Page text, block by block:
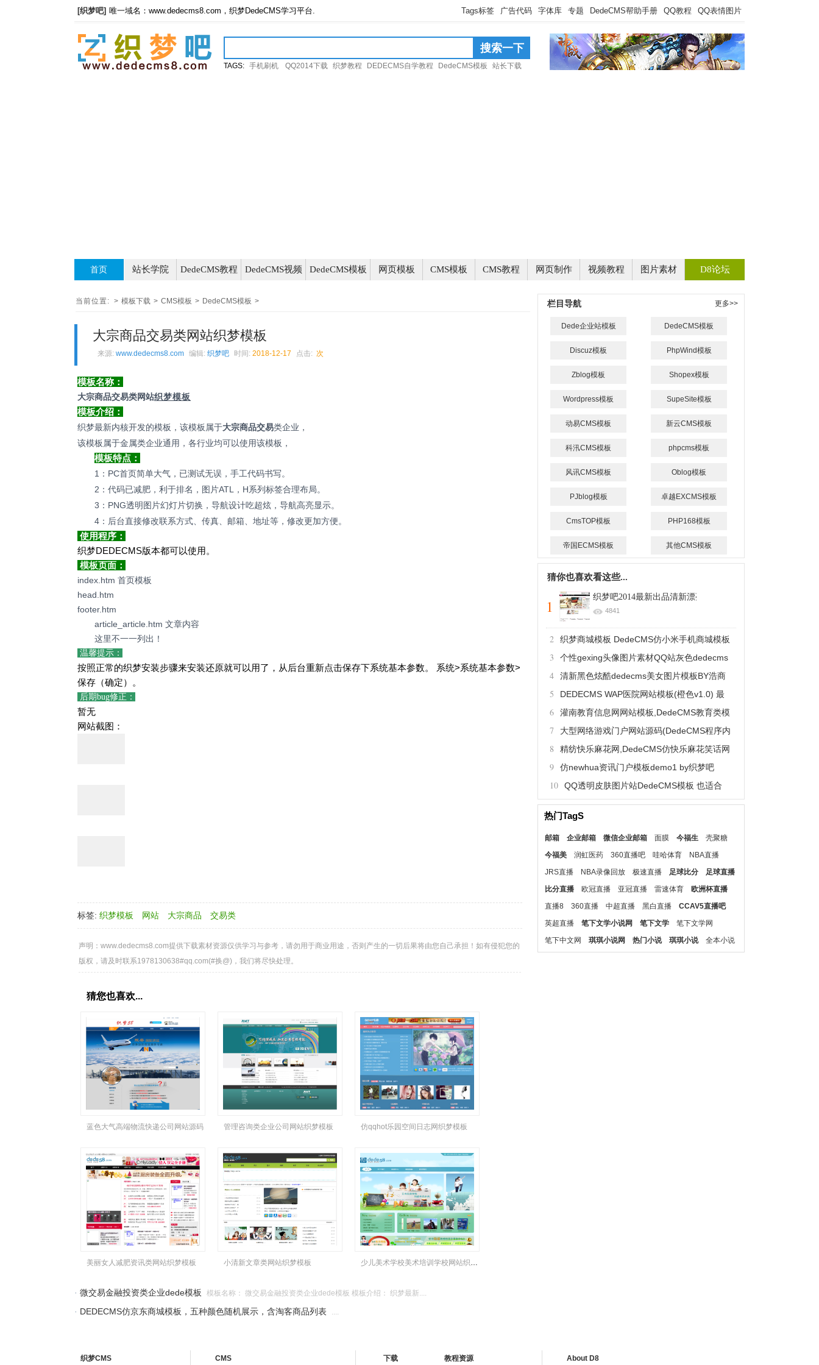
[织梦吧] 唯一域名：www.dedecms8.com，织梦DedeCMS学习平台. QQ表情图片
QQ教程
DedeCMS帮助手册
专题
字体库
广告代码
Tags标签
搜索一下
TAGS: 手机刷机 QQ2014下载 织梦教程 DEDECMS自学教程 DedeCMS模板 站长下载
首页 站长学院 DedeCMS教程 DedeCMS视频 DedeCMS模板 网页模板 CMS模板 CMS教程 网页制作 视频教程 图片素材 D8论坛
当前位置: > 模板下载 > CMS模板 > DedeCMS模板 >
大宗商品交易类网站织梦模板
来源: www.dedecms8.com 编辑: 织梦吧 时间: 2018-12-17 点击: 次
模板名称：
大宗商品交易类网站织梦模板
模板介绍：
织梦最新内核开发的模板，该模板属于大宗商品交易类企业，
该模板属于金属类企业通用，各行业均可以使用该模板，
模板特点：
1：PC首页简单大气，已测试无误，手工代码书写。
2：代码已减肥，利于排名，图片ATL，H系列标签合理布局。
3：PNG透明图片幻灯片切换，导航设计吃超炫，导航高亮显示。
4：后台直接修改联系方式、传真、邮箱、地址等，修改更加方便。
使用程序：
织梦DEDECMS版本都可以使用。
模板页面：
index.htm 首页模板
head.htm
footer.htm
article_article.htm 文章内容
这里不一一列出！
温馨提示：
按照正常的织梦安装步骤来安装还原就可以用了，从后台重新点击保存下系统基本参数。 系统>系统基本参数>
保存（确定）。
后期bug修正：
暂无
网站截图：
标签: 织梦模板 网站 大宗商品 交易类
声明： www.dedecms8.com提供下载素材资源仅供学习与参考，请勿用于商业用途，否则产生的一切后果将由您自己承担！如有侵犯您的
版权，请及时联系1978130638#qq.com(#换@)，我们将尽快处理。
猜您也喜欢...
蓝色大气高端物流快递公司网站源码 管理咨询类企业公司网站织梦模板 仿qqhot乐园空间日志网织梦模板
美丽女人减肥资讯类网站织梦模板 小清新文章类网站织梦模板 少儿美术学校美术培训学校网站织梦源码
· 微交易金融投资类企业dede模板 模板名称： 微交易金融投资类企业dede模板 模板介绍： 织梦最新....
· DEDECMS仿京东商城模板，五种颜色随机展示，含淘客商品列表 ....
栏目导航 更多>>
Dede企业站模板 DedeCMS模板
Discuz模板 PhpWind模板
Zblog模板 Shopex模板
Wordpress模板 SupeSite模板
动易CMS模板 新云CMS模板
科汛CMS模板 phpcms模板
风讯CMS模板 Oblog模板
PJblog模板 卓越EXCMS模板
CmsTOP模板 PHP168模板
帝国ECMS模板 其他CMS模板
猜你也喜欢看这些...
1 织梦吧2014最新出品清新漂亮的女人街模板
4841
2 织梦商城模板 DedeCMS仿小米手机商城模板
3
个性gexing头像图片素材QQ站灰色dedecms
模板
4
清新黑色炫酷dedecms美女图片模板BY浩商
网络
5
DEDECMS WAP医院网站模板(橙色v1.0) 最
新版
6
灌南教育信息网网站模板,DedeCMS教育类模
板风格
7
大型网络游戏门户网站源码(DedeCMS程序内
核)
8
精纺快乐麻花网,DedeCMS仿快乐麻花笑话网
模板源码
9 仿newhua资讯门户模板demo1 by织梦吧
10
QQ透明皮肤图片站DedeCMS模板 也适合
QQ真人秀图片站
热门TagS
邮箱 企业邮箱 微信企业邮箱 面膜 今福生
壳聚糖
今福美
润虹医药 360直播吧 哇哈体育
NBA直播
JRS直播
NBA录像回放 极速直播 足球比分
足球直播
比分直播
欧冠直播 亚冠直播 雷速体育
欧洲杯直播
直播8
360直播 中超直播 黑白直播
CCAV5直播吧
英超直播
笔下文学小说网 笔下文学
笔下文学网
笔下中文网
琪琪小说网 热门小说 琪琪小说 全本小说
织梦CMS CMS 下载 教程资源 About D8